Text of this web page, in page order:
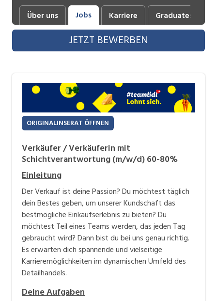
Industrie, Maschinenbau, Anlagenbau,
Produktion
Informatik, Telekommunikation
Körperpflege, Wellness
Marketing, Kommunikation, Medien, Druck
Mechanik, Elektronik, Optik, Textil (Fertigung)
Sicherheit, Rettung, Polizei, Zoll
Verkauf, Handel, Kundenberatung,
Aussendienst
Über uns Jobs Karriere Graduates
JETZT BEWERBEN
ORIGINALINSERAT ÖFFNEN
Verkäufer / Verkäuferin mit
Schichtverantwortung (m/w/d) 60-80%
Einleitung
Der Verkauf ist deine Passion? Du möchtest täglich
dein Bestes geben, um unserer Kundschaft das
bestmögliche Einkaufserlebnis zu bieten? Du
möchtest Teil eines Teams werden, das jeden Tag
gebraucht wird? Dann bist du bei uns genau richtig.
Es erwarten dich spannende und vielseitige
Karrieremöglichkeiten im dynamischen Umfeld des
Detailhandels.
Deine Aufgaben